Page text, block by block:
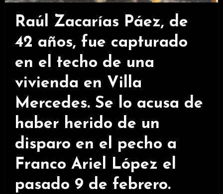
Raúl Zacarías Páez, de
42 años, fue capturado
en el techo de una
vivienda en Villa
Mercedes. Se lo acusa de
haber herido de un
disparo en el pecho a
Franco Ariel López el
pasado 9 de febrero.